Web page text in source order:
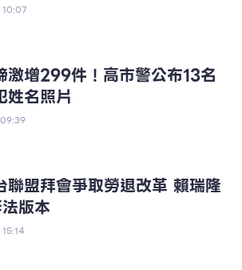
激增299件！高市警公布13名
姓名照片
聯盟拜會爭取勞退改革 賴瑞隆
版本